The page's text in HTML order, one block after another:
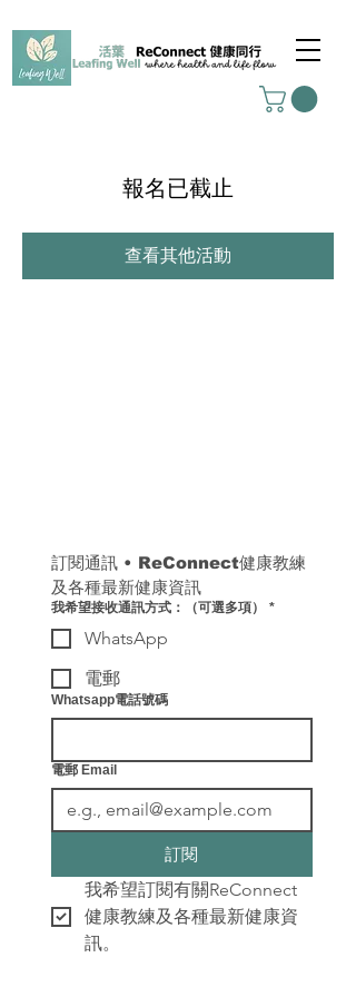
報名已截止
查看其他活動
訂閱通訊 • ReConnect健康教練
及各種最新健康資訊
我希望接收通訊方式：（可選多項） *
WhatsApp
電郵
Whatsapp電話號碼
電郵 Email
訂閱
我希望訂閱有關ReConnect
健康教練及各種最新健康資
訊。